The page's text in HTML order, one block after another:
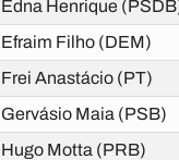
Edna Henrique
Efraim Filho (DEM)
Frei Anastácio (PT)
Gervásio Maia (PSB)
Hugo Motta (PRB)